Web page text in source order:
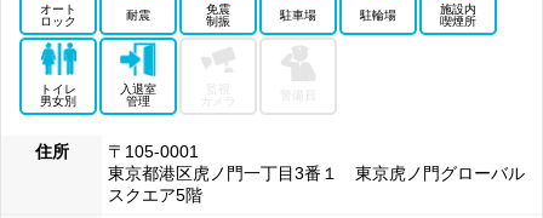
オート
ロック
耐震
免震
制振
駐車場 駐輪場
施設内
喫煙所
トイレ
男女別
入退室
管理
カメラ
警備員
住所
〒105-0001
東京都港区虎ノ門一丁目3番１ 東京虎ノ門グローバル
スクエア5階